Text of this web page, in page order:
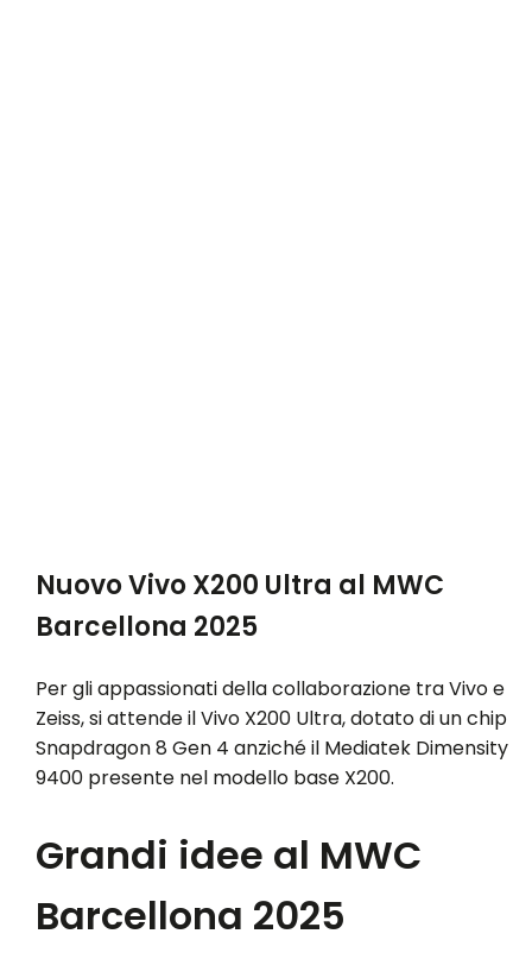
Nuovo Vivo X200 Ultra al MWC
Barcellona 2025
Per gli appassionati della collaborazione tra Vivo e
Zeiss, si attende il Vivo X200 Ultra, dotato di un chip
Snapdragon 8 Gen 4 anziché il Mediatek Dimensity
9400 presente nel modello base X200.
Grandi idee al MWC
Barcellona 2025